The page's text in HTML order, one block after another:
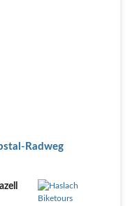
Radweg